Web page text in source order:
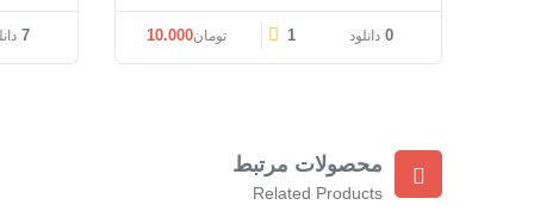
0 دانلود 1 تومان10.000
7
محصولات مرتبط
Related Products